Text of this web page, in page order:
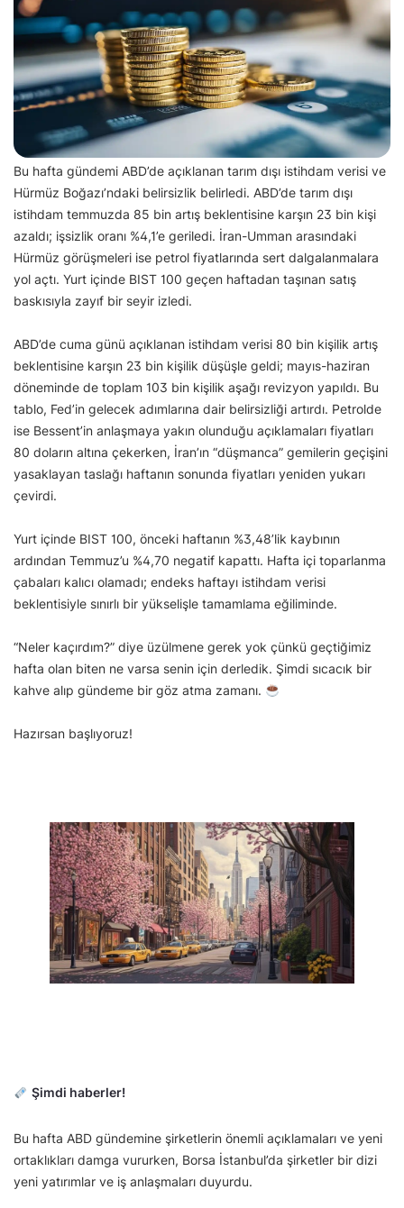
Bu hafta gündemi ABD’de açıklanan tarım dışı istihdam verisi ve
Hürmüz Boğazı’ndaki belirsizlik belirledi. ABD’de tarım dışı
istihdam temmuzda 85 bin artış beklentisine karşın 23 bin kişi
azaldı; işsizlik oranı %4,1’e geriledi. İran-Umman arasındaki
Hürmüz görüşmeleri ise petrol fiyatlarında sert dalgalanmalara
yol açtı. Yurt içinde BIST 100 geçen haftadan taşınan satış
baskısıyla zayıf bir seyir izledi.
ABD’de cuma günü açıklanan istihdam verisi 80 bin kişilik artış
beklentisine karşın 23 bin kişilik düşüşle geldi; mayıs-haziran
döneminde de toplam 103 bin kişilik aşağı revizyon yapıldı. Bu
tablo, Fed’in gelecek adımlarına dair belirsizliği artırdı. Petrolde
ise Bessent’in anlaşmaya yakın olunduğu açıklamaları fiyatları
80 doların altına çekerken, İran’ın “düşmanca” gemilerin geçişini
yasaklayan taslağı haftanın sonunda fiyatları yeniden yukarı
çevirdi.
Yurt içinde BIST 100, önceki haftanın %3,48’lik kaybının
ardından Temmuz’u %4,70 negatif kapattı. Hafta içi toparlanma
çabaları kalıcı olamadı; endeks haftayı istihdam verisi
beklentisiyle sınırlı bir yükselişle tamamlama eğiliminde.
“Neler kaçırdım?” diye üzülmene gerek yok çünkü geçtiğimiz
hafta olan biten ne varsa senin için derledik. Şimdi sıcacık bir
kahve alıp gündeme bir göz atma zamanı.
Hazırsan başlıyoruz!
Şimdi haberler!
Bu hafta ABD gündemine şirketlerin önemli açıklamaları ve yeni
ortaklıkları damga vururken, Borsa İstanbul’da şirketler bir dizi
yeni yatırımlar ve iş anlaşmaları duyurdu.